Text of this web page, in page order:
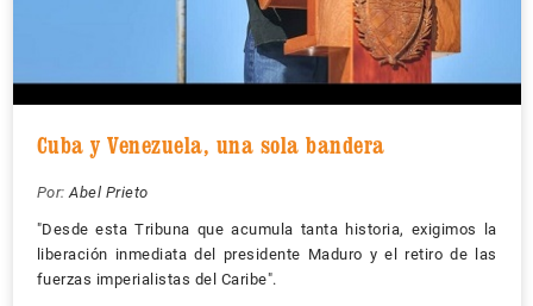
Cuba y Venezuela, una sola bandera
Por: Abel Prieto
"Desde esta Tribuna que acumula tanta historia, exigimos la
liberación inmediata del presidente Maduro y el retiro de las
fuerzas imperialistas del Caribe".